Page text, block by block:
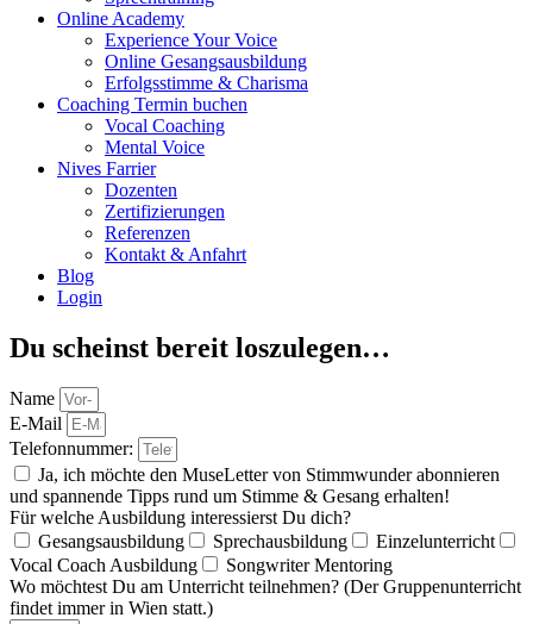
Online Academy
Experience Your Voice
Online Gesangsausbildung
Erfolgsstimme & Charisma
Coaching Termin buchen
Vocal Coaching
Mental Voice
Nives Farrier
Dozenten
Zertifizierungen
Referenzen
Kontakt & Anfahrt
Blog
Login
Du scheinst bereit loszulegen…
Name
E-Mail
Telefonnummer:
Ja, ich möchte den MuseLetter von Stimmwunder abonnieren
und spannende Tipps rund um Stimme & Gesang erhalten!
Für welche Ausbildung interessierst Du dich?
Gesangsausbildung
Sprechausbildung
Einzelunterricht
Vocal Coach Ausbildung
Songwriter Mentoring
Wo möchtest Du am Unterricht teilnehmen? (Der Gruppenunterricht
findet immer in Wien statt.)